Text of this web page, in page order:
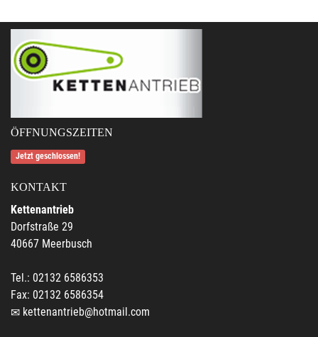
ÖFFNUNGSZEITEN
Jetzt geschlossen!
KONTAKT
Kettenantrieb
Dorfstraße 29
40667 Meerbusch
Tel.: 02132 6586353
Fax: 02132 6586354
kettenantrieb@hotmail.com